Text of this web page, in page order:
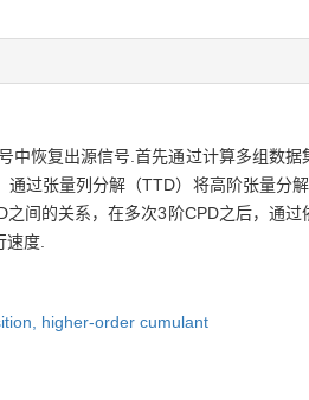
恢复出源信号.首先通过计算多组数据
过张量列分解（TTD）将高阶张量分
间的关系，在多次3阶CPD之后，通
速度.
higher‐order cumulant